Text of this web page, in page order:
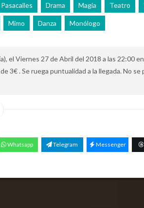
Pasacalles Drama Magia Teatro
Mimo Danza Monólogo
el Viernes 27 de Abril del 2018 a las 22:00
3€ . Se ruega puntualidad a la llegada. No
Whatsapp Telegram Messenger